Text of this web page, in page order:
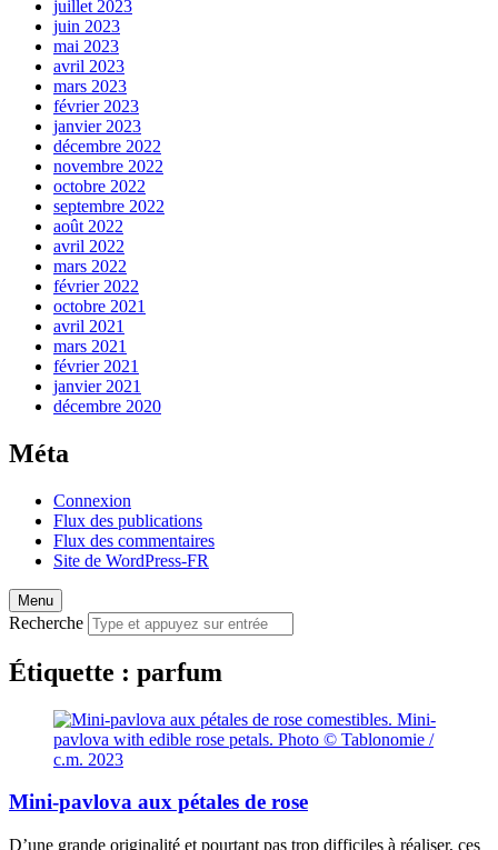
juillet 2023
juin 2023
mai 2023
avril 2023
mars 2023
février 2023
janvier 2023
décembre 2022
novembre 2022
octobre 2022
septembre 2022
août 2022
avril 2022
mars 2022
février 2022
octobre 2021
avril 2021
mars 2021
février 2021
janvier 2021
décembre 2020
Méta
Connexion
Flux des publications
Flux des commentaires
Site de WordPress-FR
Menu
Recherche
Étiquette : parfum
Mini-pavlova aux pétales de rose
D’une grande originalité et pourtant pas trop difficiles à réaliser, ces